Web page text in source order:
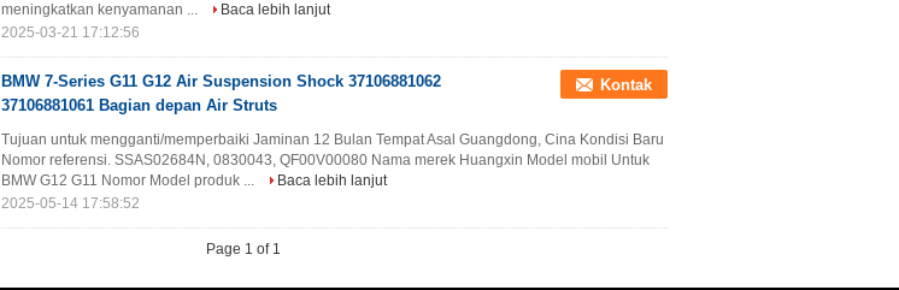
meningkatkan kenyamanan ...
Baca lebih lanjut
2025-03-21 17:12:56
BMW 7-Series G11 G12 Air Suspension Shock 37106881062
37106881061 Bagian depan Air Struts
Kontak
Tujuan untuk mengganti/memperbaiki Jaminan 12 Bulan Tempat Asal Guangdong, Cina Kondisi Baru
Nomor referensi. SSAS02684N, 0830043, QF00V00080 Nama merek Huangxin Model mobil Untuk
BMW G12 G11 Nomor Model produk ...
Baca lebih lanjut
2025-05-14 17:58:52
Page 1 of 1